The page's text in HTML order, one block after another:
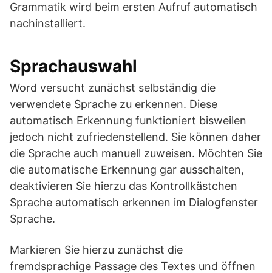
Grammatik wird beim ersten Aufruf automatisch
nachinstalliert.
Sprachauswahl
Word versucht zunächst selbständig die
verwendete Sprache zu erkennen. Diese
automatisch Erkennung funktioniert bisweilen
jedoch nicht zufriedenstellend. Sie können daher
die Sprache auch manuell zuweisen. Möchten Sie
die automatische Erkennung gar ausschalten,
deaktivieren Sie hierzu das Kontrollkästchen
Sprache automatisch erkennen im Dialogfenster
Sprache.
Markieren Sie hierzu zunächst die
fremdsprachige Passage des Textes und öffnen